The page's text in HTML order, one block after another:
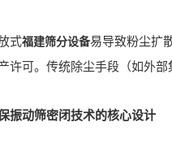
式福建筛分设备易导致粉尘扩
许可。传统除尘手段（如外
振动筛密闭技术的核心设计